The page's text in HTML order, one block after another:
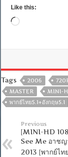
Like this:
Loading…
Tags 2006
MASTER
MINI-
พากย์ไทย5.1+อังกฤษ5.1
Previous
[MINI-HD
See Me อาช
2013 [พากย์ไท